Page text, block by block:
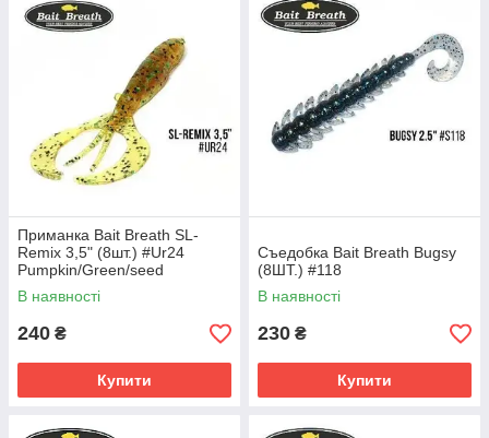
Приманка Bait Breath SL-
Remix 3,5" (8шт.) #Ur24
Pumpkin/Green/seed
В наявності
240 ₴
Купити
Съедобка Bait Breath Bugsy
(8ШТ.) #118
В наявності
230 ₴
Купити